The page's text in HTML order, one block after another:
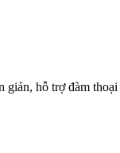
hỗ trợ đàm